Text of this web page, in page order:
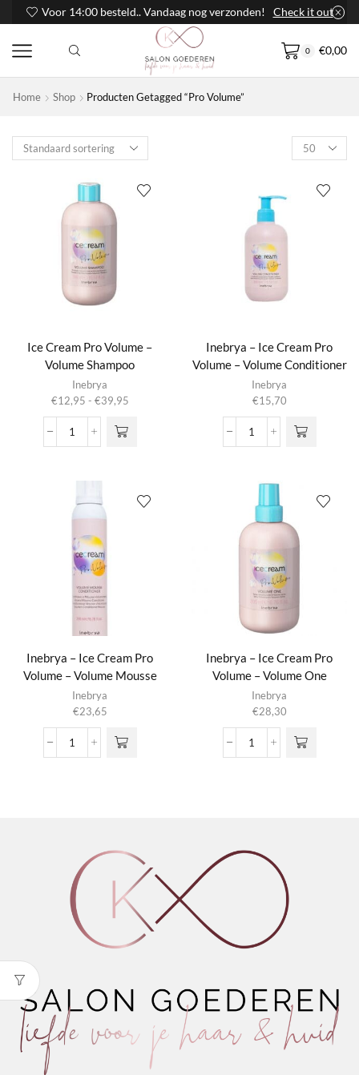
Voor 14:00 besteld.. Vandaag nog verzonden! Check it out
0 €0,00
Home Shop Producten Getagged “Pro Volume”
Products
per
Ice Cream Pro Volume –
Volume Shampoo
Inebrya
€12,95 - €39,95Prijsklasse:
tot
Ice
Volume
Volume
aantal
heeft
meerdere
Deze optie
productpagina
Inebrya – Ice Cream Pro
Volume – Volume Conditioner
Inebrya
€15,70
Inebrya
Cream
Pro
-
Conditioner
aantal
Inebrya – Ice Cream Pro
Volume – Volume Mousse
Inebrya
€23,65
Inebrya
Volume
Mousse
aantal
Inebrya – Ice Cream Pro
Volume – Volume One
Inebrya
€28,30
Inebrya
Volume